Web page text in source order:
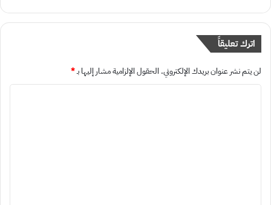
اترك تعليقاً
لن يتم نشر عنوان بريدك الإلكتروني. الحقول الإلزامية مشار إليها بـ*